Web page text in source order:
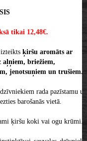
tikai 12,48€.
ķiršu aromāts ar
aļņiem, briežiem,
jenotsuņiem un trušiem.
rada pazīstamu un
barošanās vietā.
ķiršu koki vai ogu krūmi.